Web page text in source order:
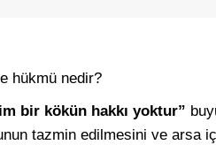
hükmü nedir?
bir kökün hakkı yoktur”
tazmin edilmesini ve arsa